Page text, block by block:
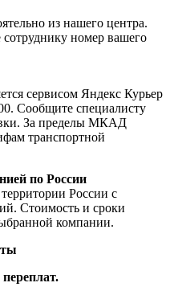
из нашего центра.
номер вашего
сервисом Яндекс Курьер
Сообщите специалисту
За пределы МКАД
транспортной
по России
России с
Стоимость и сроки
компании.